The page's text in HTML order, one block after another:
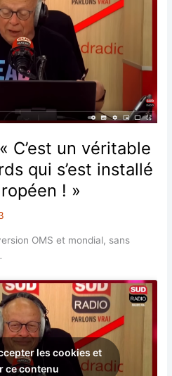
C’est un véritable
qui s’est installé
! »
OMS et mondial, sans
les cookies et
ce contenu